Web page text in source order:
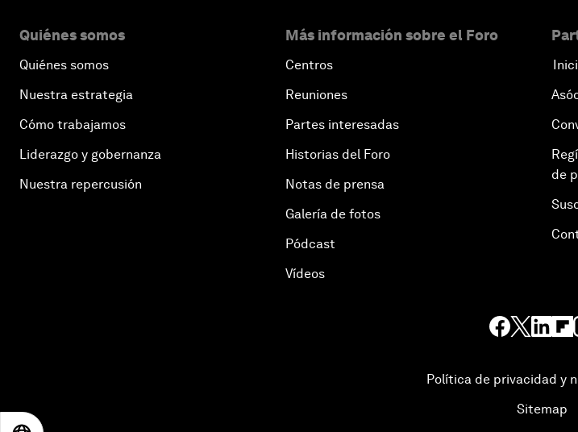
Quiénes somos
Quiénes somos
Nuestra estrategia
Cómo trabajamos
Liderazgo y gobernanza
Nuestra repercusión
Más información sobre el Foro
Centros
Reuniones
Partes interesadas
Historias del Foro
Notas de prensa
Galería de fotos
Pódcast
Vídeos
de
Política de privacidad y
Sitemap